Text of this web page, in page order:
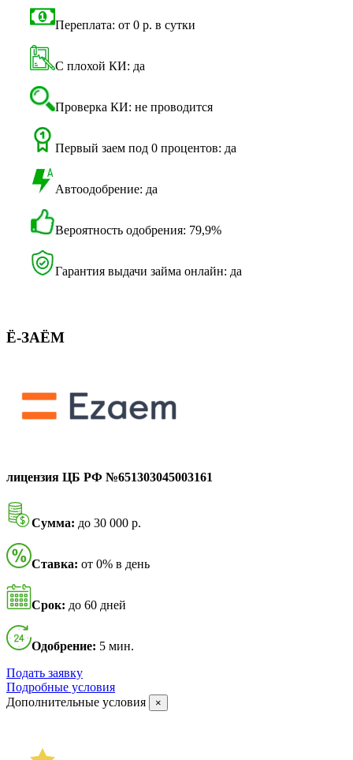
Переплата: от 0 р. в сутки
С плохой КИ: да
Проверка КИ: не проводится
Первый заем под 0 процентов: да
Автоодобрение: да
Вероятность одобрения: 79,9%
Гарантия выдачи займа онлайн: да
Ё-ЗАЁМ
лицензия ЦБ РФ №651303045003161
Сумма: до 30 000 р.
Ставка: от 0% в день
Срок: до 60 дней
Одобрение: 5 мин.
Подать заявку
Подробные условия
Дополнительные условия
×